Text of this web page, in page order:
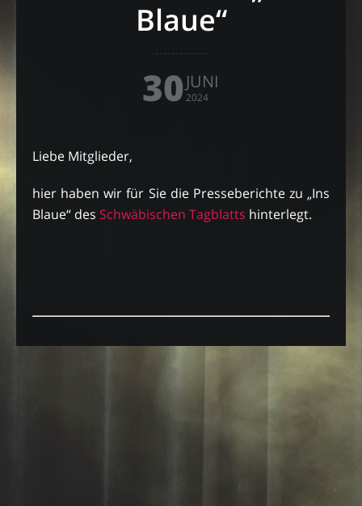
Blaue“
30 JUNI
2024
Liebe Mitglieder,
hier haben wir für Sie die Presseberichte zu „Ins
Blaue“ des Schwäbischen Tagblatts hinterlegt.